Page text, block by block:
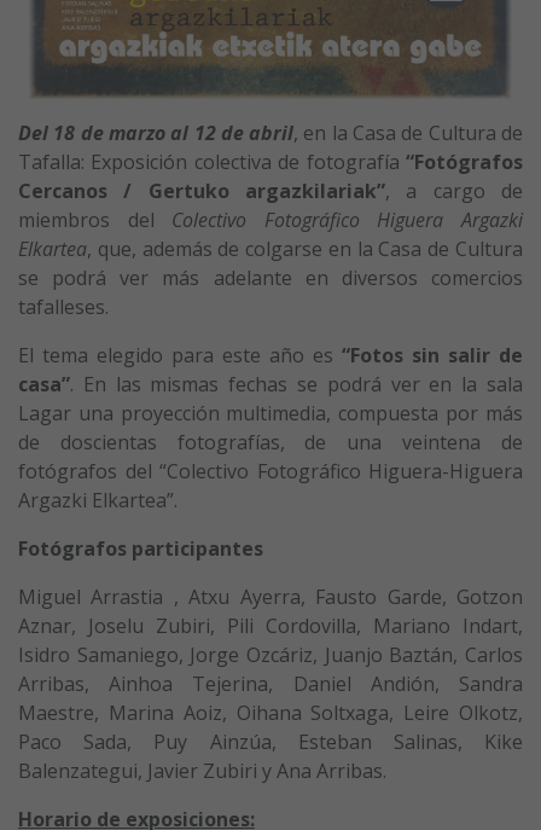
Del 18 de marzo al 12 de abril, en la Casa de Cultura de
Tafalla: Exposición colectiva de fotografía “Fotógrafos
Cercanos / Gertuko argazkilariak”, a cargo de
miembros del Colectivo Fotográfico Higuera Argazki
Elkartea, que, además de colgarse en la Casa de Cultura
se podrá ver más adelante en diversos comercios
tafalleses.
El tema elegido para este año es “Fotos sin salir de
casa”. En las mismas fechas se podrá ver en la sala
Lagar una proyección multimedia, compuesta por más
de doscientas fotografías, de una veintena de
fotógrafos del “Colectivo Fotográfico Higuera-Higuera
Argazki Elkartea”.
Fotógrafos participantes
Miguel Arrastia , Atxu Ayerra, Fausto Garde, Gotzon
Aznar, Joselu Zubiri, Pili Cordovilla, Mariano Indart,
Isidro Samaniego, Jorge Ozcáriz, Juanjo Baztán, Carlos
Arribas, Ainhoa Tejerina, Daniel Andión, Sandra
Maestre, Marina Aoiz, Oihana Soltxaga, Leire Olkotz,
Paco Sada, Puy Ainzúa, Esteban Salinas, Kike
Balenzategui, Javier Zubiri y Ana Arribas.
Horario de exposiciones: